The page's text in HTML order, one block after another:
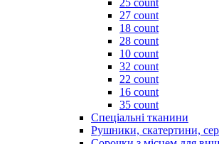
27 count
18 count
28 count
10 count
32 count
22 count
16 count
35 count
Спеціальні тканини
Рушники, скатертини,